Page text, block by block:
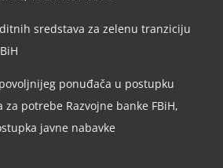
sredstava za zelenu tranziciju
ponuđača u postupku
za potrebe Razvojne banke FBiH,
javne nabavke